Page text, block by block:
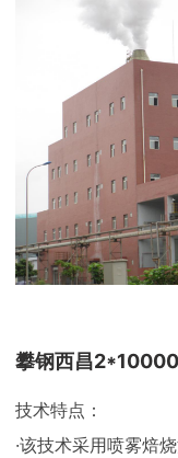
攀钢西昌
技术特点：
·该技术采用喷雾焙